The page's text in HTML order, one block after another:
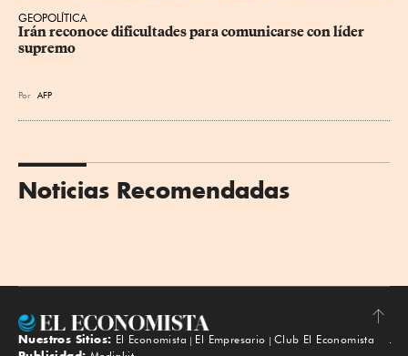
GEOPOLÍTICA
Irán reconoce dificultades para comunicarse con líder
supremo
Por AFP
Noticias Recomendadas
Subir
Nuestros Sitios: El Economista El Empresario
Club El Economista